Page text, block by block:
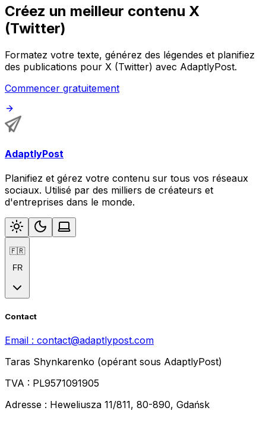
Créez un meilleur contenu X
(Twitter)
Formatez votre texte, générez des légendes et planifiez
des publications pour X (Twitter) avec AdaptlyPost.
Commencer gratuitement
AdaptlyPost
Planifiez et gérez votre contenu sur tous vos réseaux
sociaux. Utilisé par des milliers de créateurs et
d'entreprises dans le monde.
🇫🇷
FR
Contact
Email : contact@adaptlypost.com
Taras Shynkarenko (opérant sous AdaptlyPost)
TVA : PL9571091905
Adresse : Heweliusza 11/811, 80-890, Gdańsk